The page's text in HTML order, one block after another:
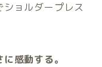
ョルダープレス
感動する。